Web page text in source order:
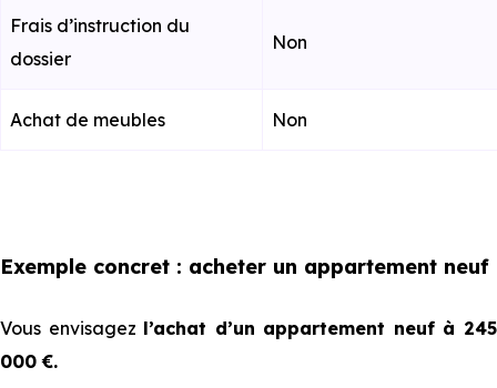
Frais d’instruction du
dossier
Non
Achat de meubles Non
Exemple concret : acheter un appartement neuf
Vous envisagez l’achat d’un appartement neuf à 245
000 €.